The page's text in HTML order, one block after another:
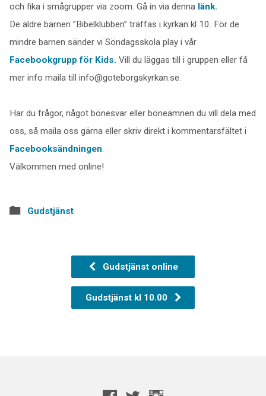
och fika i smågrupper via zoom. Gå in via denna länk.
De äldre barnen ”Bibelklubben” träffas i kyrkan kl 10. För de
mindre barnen sänder vi Söndagsskola play i vår
Facebookgrupp för Kids. Vill du läggas till i gruppen eller få
mer info maila till info@goteborgskyrkan.se.
Har du frågor, något bönesvar eller böneämnen du vill dela med
oss, så maila oss gärna eller skriv direkt i kommentarsfältet i
Facebooksändningen.
Välkommen med online!
Gudstjänst
Gudstjänst online
Gudstjänst kl 10.00